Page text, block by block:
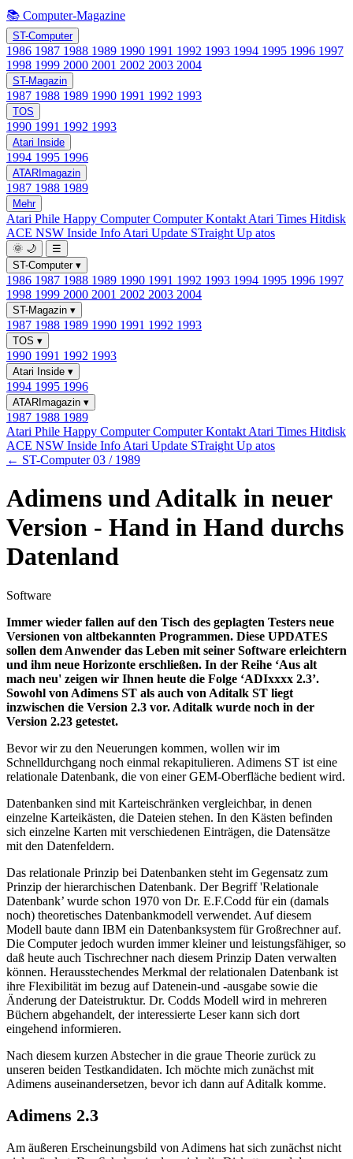
📚 Computer-Magazine
ST-Computer
1986 1987 1988 1989 1990 1991 1992 1993 1994 1995 1996 1997
1998 1999 2000 2001 2002 2003 2004
ST-Magazin
1987 1988 1989 1990 1991 1992 1993
TOS
1990 1991 1992 1993
Atari Inside
1994 1995 1996
ATARImagazin
1987 1988 1989
Mehr
Atari Phile Happy ComputerComputer Kontakt Atari Times Hitdisk
ACE NSW Inside Info Atari Update STraight Up atos
🌞 🌙
☰
ST-Computer ▾
1986 1987 1988 1989 1990 1991 1992 1993 1994 1995 1996 1997
1998 1999 2000 2001 2002 2003 2004
ST-Magazin ▾
1987 1988 1989 1990 1991 1992 1993
TOS ▾
1990 1991 1992 1993
Atari Inside ▾
1994 1995 1996
ATARImagazin ▾
1987 1988 1989
Atari Phile Happy ComputerComputer Kontakt Atari Times Hitdisk
ACE NSW Inside Info Atari Update STraight Up atos
← ST-Computer 03 / 1989
Adimens und Aditalk in neuer
Version - Hand in Hand durchs
Datenland
Software
Immer wieder fallen auf den Tisch des geplagten Testers neue
Versionen von altbekannten Programmen. Diese UPDATES
sollen dem Anwender das Leben mit seiner Software erleichtern
und ihm neue Horizonte erschließen. In der Reihe ‘Aus alt
mach neu' zeigen wir Ihnen heute die Folge ‘ADIxxxx 2.3’.
Sowohl von Adimens ST als auch von Aditalk ST liegt
inzwischen die Version 2.3 vor. Aditalk wurde noch in der
Version 2.23 getestet.
Bevor wir zu den Neuerungen kommen, wollen wir im
Schnelldurchgang noch einmal rekapitulieren. Adimens ST ist eine
relationale Datenbank, die von einer GEM-Oberfläche bedient wird.
Datenbanken sind mit Karteischränken vergleichbar, in denen
einzelne Karteikästen, die Dateien stehen. In den Kästen befinden
sich einzelne Karten mit verschiedenen Einträgen, die Datensätze
mit den Datenfeldern.
Das relationale Prinzip bei Datenbanken steht im Gegensatz zum
Prinzip der hierarchischen Datenbank. Der Begriff 'Relationale
Datenbank’ wurde schon 1970 von Dr. E.F.Codd für ein (damals
noch) theoretisches Datenbankmodell verwendet. Auf diesem
Modell baute dann IBM ein Datenbanksystem für Großrechner auf.
Die Computer jedoch wurden immer kleiner und leistungsfähiger, so
daß heute auch Tischrechner nach diesem Prinzip Daten verwalten
können. Herausstechendes Merkmal der relationalen Datenbank ist
ihre Flexibilität im bezug auf Datenein-und -ausgabe sowie die
Änderung der Dateistruktur. Dr. Codds Modell wird in mehreren
Büchern abgehandelt, der interessierte Leser kann sich dort
eingehend informieren.
Nach diesem kurzen Abstecher in die graue Theorie zurück zu
unseren beiden Testkandidaten. Ich möchte mich zunächst mit
Adimens auseinandersetzen, bevor ich dann auf Aditalk komme.
Adimens 2.3
Am äußeren Erscheinungsbild von Adimens hat sich zunächst nicht